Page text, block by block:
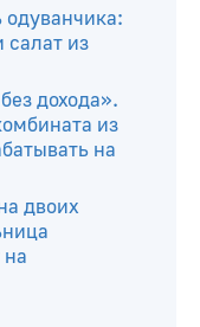
салат из
дохода».
из
на
двоих
на